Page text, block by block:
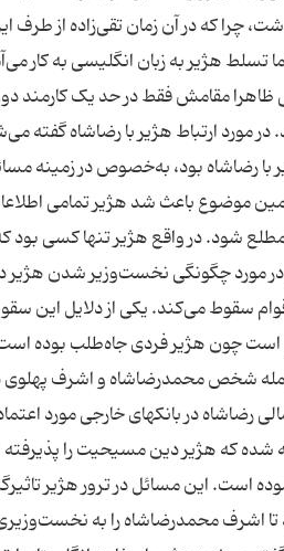
چرا که در آن زمان تقی‌زاده از طرف
تسلط هژیر به زبان انگلیسی به
ظاهرا مقامش فقط در حد یک کارمند
در مورد ارتباط هژیر با رضاشاه
با رضاشاه بود، به‌خصوص در زمینه
موضوع باعث شد هژیر تمامی اطلاعات
مورد چگونگی نخست‌وزیر شدن هژیر
دولت قوام سقوط می‌کند. یکی از دلایل
است چون هژیر فردی جاه‌طلب بوده
جمله شخص محمدرضا‌شاه و اشرف
رضاشاه در بانکهای خارجی مورد
شده که هژیر دین مسیحیت را
است. این مسائل در ترور هژیر
اشرف محمدرضاشاه را به